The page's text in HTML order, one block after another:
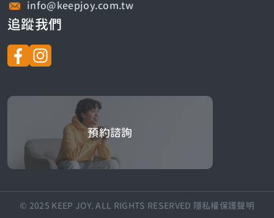
info@keepjoy.com.tw
追蹤我們
預約諮詢
© 2025 KEEP JOY. ALL RIGHTS RESERVED 隱私權保護聲明